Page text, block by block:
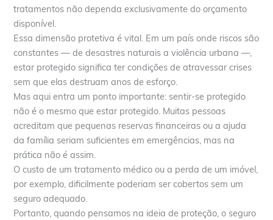
tratamentos não dependa exclusivamente do orçamento
disponível.
Essa dimensão protetiva é vital. Em um país onde riscos são
constantes — de desastres naturais a violência urbana —,
estar protegido significa ter condições de atravessar crises
sem que elas destruam anos de esforço.
Mas aqui entra um ponto importante: sentir-se protegido
não é o mesmo que estar protegido. Muitas pessoas
acreditam que pequenas reservas financeiras ou a ajuda
da família seriam suficientes em emergências, mas na
prática não é assim.
O custo de um tratamento médico ou a perda de um imóvel,
por exemplo, dificilmente poderiam ser cobertos sem um
seguro adequado.
Portanto, quando pensamos na ideia de proteção, o seguro